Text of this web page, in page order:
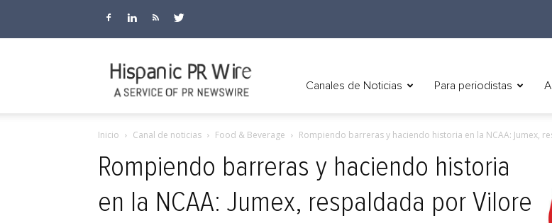
Canales de Noticias Para periodistas
Inicio Canal de noticias Food & Beverage Rompiendo barreras y haciendo historia en la NCAA: Jumex,
Rompiendo barreras y haciendo historia
en la NCAA: Jumex, respaldada por Vilore